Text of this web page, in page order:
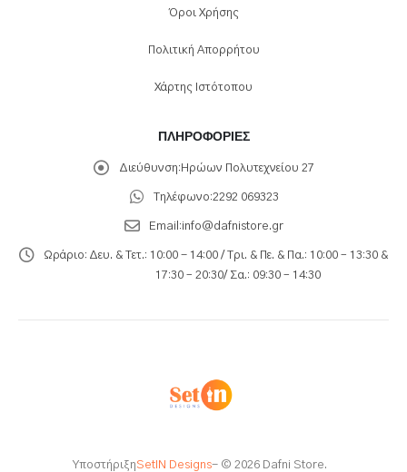
Όροι Χρήσης
Πολιτική Απορρήτου
Χάρτης Ιστότοπου
ΠΛΗΡΟΦΟΡΊΕΣ
Διεύθυνση: Ηρώων Πολυτεχνείου 27
Τηλέφωνο:2292 069323
Email:info@dafnistore.gr
Ωράριο: Δευ. & Τετ.: 10:00 - 14:00 / Τρι. & Πε. & Πα.: 10:00 – 13:30 &
17:30 – 20:30/ Σα.: 09:30 – 14:30
ΥποστήριξηSetIN Designs- © 2026 Dafni Store.